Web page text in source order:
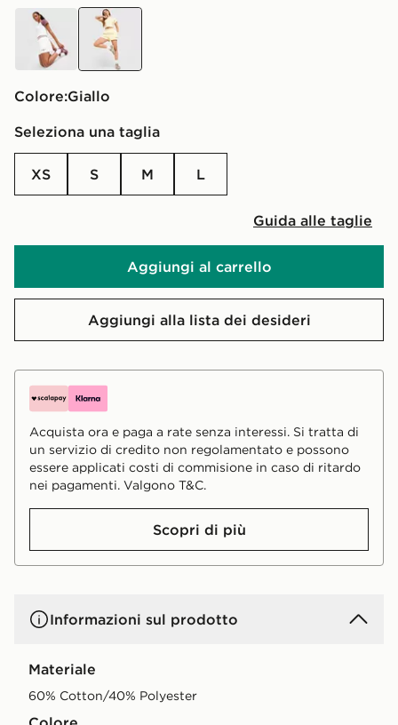
bianco giallo
Colore:
giallo
Seleziona una taglia
XS S M L
Guida alle taglie
Aggiungi al carrello
Aggiungi alla lista dei desideri
Acquista ora e paga a rate senza interessi. Si tratta di
un servizio di credito non regolamentato e possono
essere applicati costi di commisione in caso di ritardo
nei pagamenti. Valgono T&C.
Scopri di più
Informazioni sul prodotto
Materiale
60% Cotton/40% Polyester